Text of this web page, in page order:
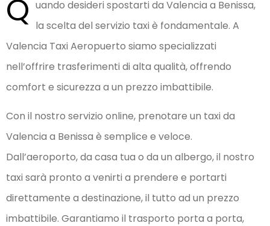
Q uando desideri spostarti da Valencia a Benissa,
la scelta del servizio taxi è fondamentale. A
Valencia Taxi Aeropuerto siamo specializzati
nell’offrire trasferimenti di alta qualità, offrendo
comfort e sicurezza a un prezzo imbattibile.
Con il nostro servizio online, prenotare un taxi da
Valencia a Benissa è semplice e veloce.
Dall’aeroporto, da casa tua o da un albergo, il nostro
taxi sarà pronto a venirti a prendere e portarti
direttamente a destinazione, il tutto ad un prezzo
imbattibile. Garantiamo il trasporto porta a porta,